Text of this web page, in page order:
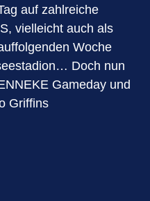
auf zahlreiche
vielleicht auch als
Woche
Doch nun
Gameday und
Griffins